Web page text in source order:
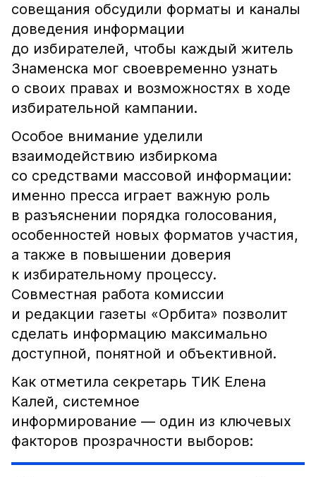
совещания обсудили форматы и каналы
доведения информации
до избирателей, чтобы каждый житель
Знаменска мог своевременно узнать
о своих правах и возможностях в ходе
избирательной кампании.
Особое внимание уделили
взаимодействию избиркома
со средствами массовой информации:
именно пресса играет важную роль
в разъяснении порядка голосования,
особенностей новых форматов участия,
а также в повышении доверия
к избирательному процессу.
Совместная работа комиссии
и редакции газеты «Орбита» позволит
сделать информацию максимально
доступной, понятной и объективной.
Как отметила секретарь ТИК Елена
Калей, системное
информирование — один из ключевых
факторов прозрачности выборов: